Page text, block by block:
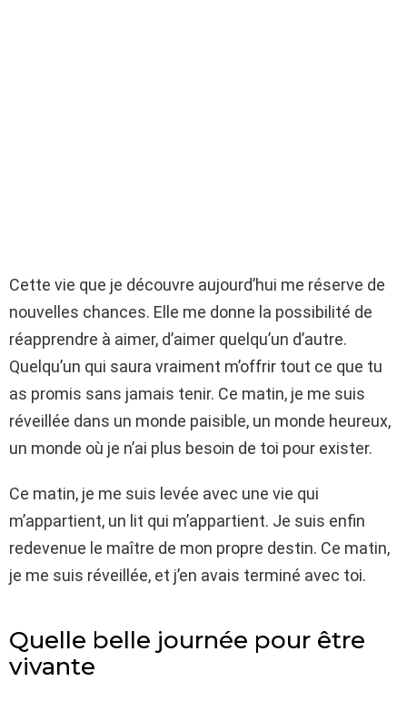
Cette vie que je découvre aujourd’hui me réserve de
nouvelles chances. Elle me donne la possibilité de
réapprendre à aimer, d’aimer quelqu’un d’autre.
Quelqu’un qui saura vraiment m’offrir tout ce que tu
as promis sans jamais tenir. Ce matin, je me suis
réveillée dans un monde paisible, un monde heureux,
un monde où je n’ai plus besoin de toi pour exister.
Ce matin, je me suis levée avec une vie qui
m’appartient, un lit qui m’appartient. Je suis enfin
redevenue le maître de mon propre destin. Ce matin,
je me suis réveillée, et j’en avais terminé avec toi.
Quelle belle journée pour être
vivante